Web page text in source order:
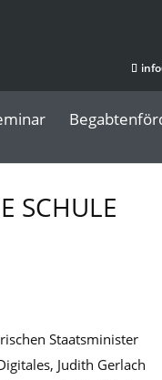
SCHULE
Staatsminister
Judith Gerlach